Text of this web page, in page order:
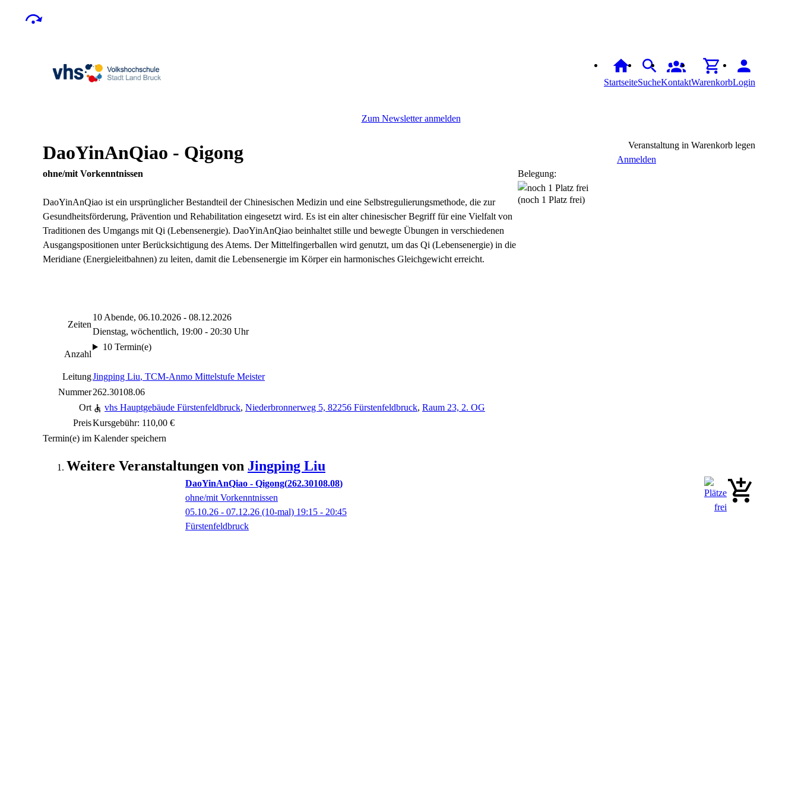
StartseiteSucheKontaktWarenkorbLogin
Zum Newsletter anmelden
DaoYinAnQiao - Qigong
ohne/mit Vorkenntnissen
DaoYinAnQiao ist ein ursprünglicher Bestandteil der Chinesischen Medizin und eine Selbstregulierungsmethode, die zur
Gesundheitsförderung, Prävention und Rehabilitation eingesetzt wird. Es ist ein alter chinesischer Begriff für eine Vielfalt von
Traditionen des Umgangs mit Qi (Lebensenergie). DaoYinAnQiao beinhaltet stille und bewegte Übungen in verschiedenen
Ausgangspositionen unter Berücksichtigung des Atems. Der Mittelfingerballen wird genutzt, um das Qi (Lebensenergie) in die
Meridiane (Energieleitbahnen) zu leiten, damit die Lebensenergie im Körper ein harmonisches Gleichgewicht erreicht.
Zeiten
10 Abende, 06.10.2026 - 08.12.2026
Dienstag, wöchentlich, 19:00 - 20:30 Uhr
Anzahl
10 Termin(e)
LeitungJingping Liu, TCM-Anmo Mittelstufe Meister
Nummer262.30108.06
Ort
vhs Hauptgebäude Fürstenfeldbruck, Niederbronnerweg 5, 82256 Fürstenfeldbruck, Raum 23, 2. OG
PreisKursgebühr: 110,00 €
Veranstaltung in Warenkorb legen
Anmelden
Belegung:
(noch 1 Platz frei)
Termin(e) im Kalender speichern
Weitere Veranstaltungen von Jingping Liu
DaoYinAnQiao - Qigong 262.30108.08
ohne/mit Vorkenntnissen
05.10.26 - 07.12.26 (10-mal) 19:15 - 20:45
Fürstenfeldbruck